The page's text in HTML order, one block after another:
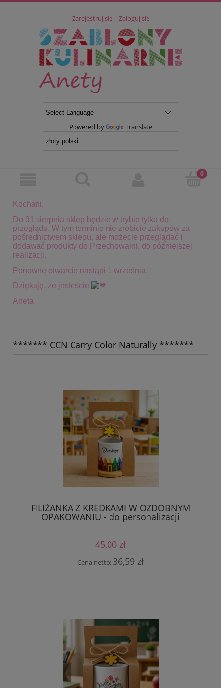
Zarejestruj się Zaloguj się
Powered by Translate
Kochani,
Do 31 sierpnia sklep będzie w trybie tylko do
przeglądu. W tym terminie nie zrobicie zakupów za
pośrednictwem sklepu, ale możecie przeglądać i
dodawać produkty do Przechowalni, do późniejszej
realizacji.
Ponowne otwarcie nastąpi 1 września.
Dziękuję, że jesteście
Aneta
******* CCN Carry Color Naturally *******
FILIŻANKA Z KREDKAMI W OZDOBNYM
OPAKOWANIU - do personalizacji
45,00 zł
Cena netto: 36,59 zł